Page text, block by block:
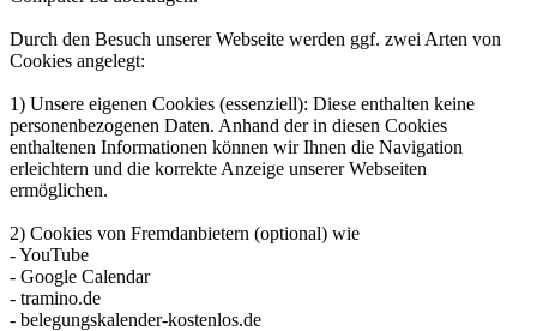
Durch den Besuch unserer Webseite werden ggf. zwei Arten von
Cookies angelegt:
1) Unsere eigenen Cookies (essenziell): Diese enthalten keine
personenbezogenen Daten. Anhand der in diesen Cookies
enthaltenen Informationen können wir Ihnen die Navigation
erleichtern und die korrekte Anzeige unserer Webseiten
ermöglichen.
2) Cookies von Fremdanbietern (optional) wie
- YouTube
- Google Calendar
- tramino.de
- belegungskalender-kostenlos.de